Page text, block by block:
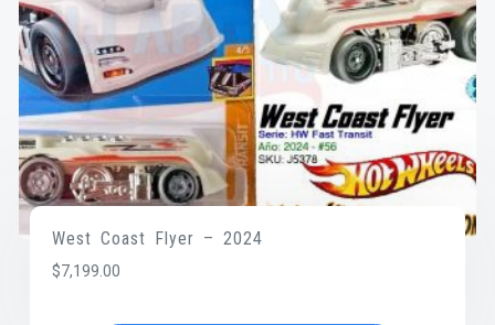
West Coast Flyer – 2024
$7,199.00